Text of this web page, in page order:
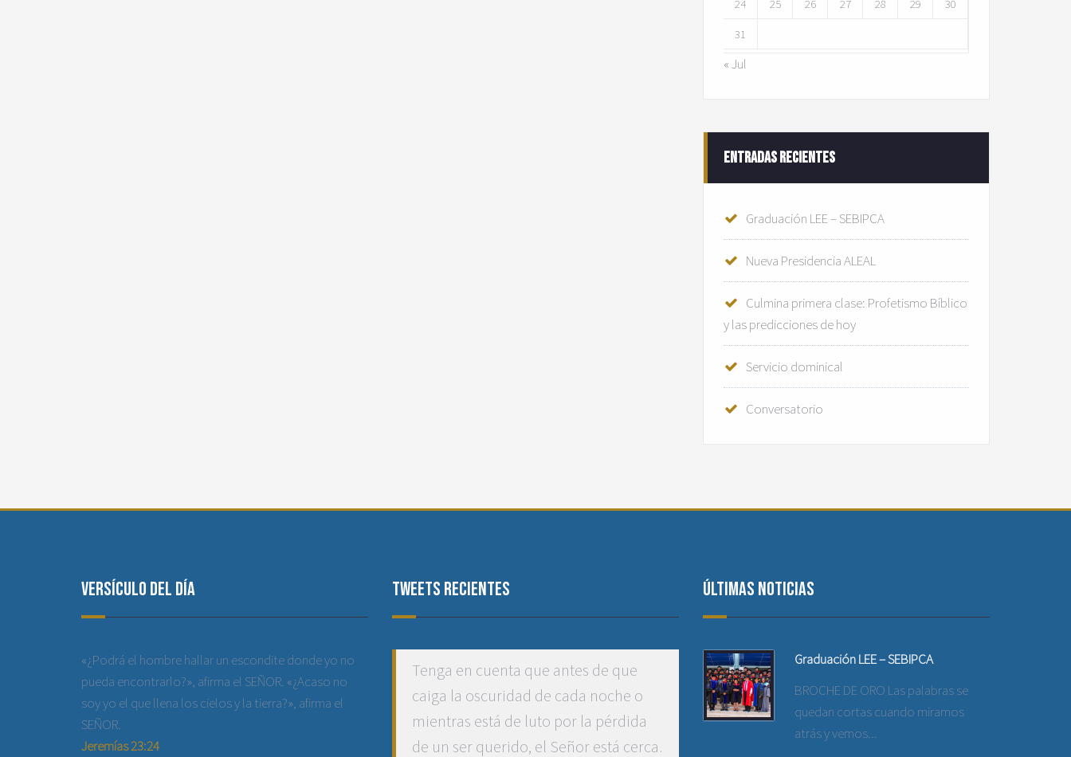
24
25 26 27 28 29
30
31
« Jul
Entradas recientes
Graduación LEE – SEBIPCA
Nueva Presidencia ALEAL
Culmina primera clase: Profetismo Bíblico
y las predicciones de hoy
Servicio dominical
Conversatorio
Versículo del día
«¿Podrá el hombre hallar un escondite donde yo no
pueda encontrarlo?», afirma el SEÑOR. «¿Acaso no
soy yo el que llena los cielos y la tierra?», afirma el
SEÑOR.
Jeremías 23:24
Tweets recientes
Tenga en cuenta que antes de que
caiga la oscuridad de cada noche o
mientras está de luto por la pérdida
de un ser querido, el Señor está cerca.
Últimas noticias
Graduación LEE – SEBIPCA
BROCHE DE ORO Las palabras se
quedan cortas cuando miramos
atrás y vemos...